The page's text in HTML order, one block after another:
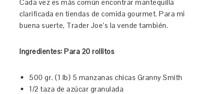
Cada vez es más común encontrar mantequilla
clarificada en tiendas de comida gourmet. Para mi
buena suerte, Trader Joe’s la vende también.
Ingredientes: Para 20 rollitos
500 gr. (1 lb) 5 manzanas chicas Granny Smith
1/2 taza de azúcar granulada